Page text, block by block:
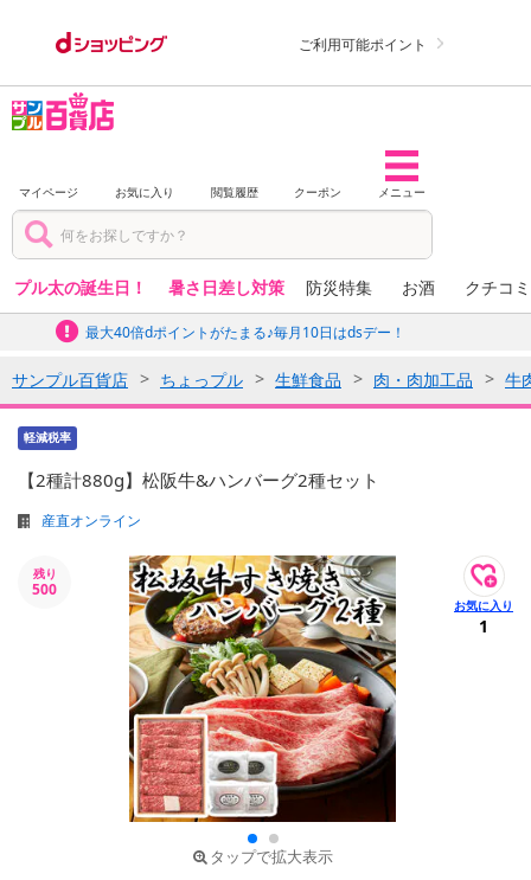
ご利用可能ポイント
マイページ お気に入り 閲覧履歴 クーポン メニュー
プル太の誕生日！ 暑さ日差し対策 防災特集 お酒 クチコ
最大40倍dポイントがたまる♪毎月10日はdsデー！
サンプル百貨店 ちょっプル 生鮮食品 肉・肉加工品 牛
軽減税率
【2種計880g】松阪牛&ハンバーグ2種セット
産直オンライン
残り
500
タップで拡大表示
1